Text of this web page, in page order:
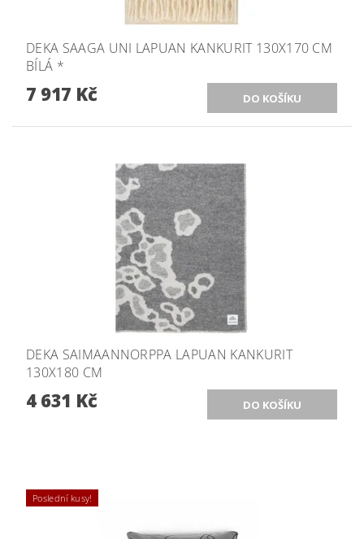
DEKA SAAGA UNI LAPUAN KANKURIT 130X170 CM
BÍLÁ *
7 917 Kč
DEKA SAIMAANNORPPA LAPUAN KANKURIT
130X180 CM
4 631 Kč
Poslední kusy!